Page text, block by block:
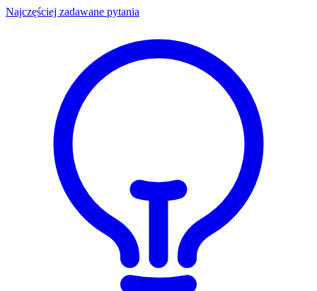
Najczęściej zadawane pytania